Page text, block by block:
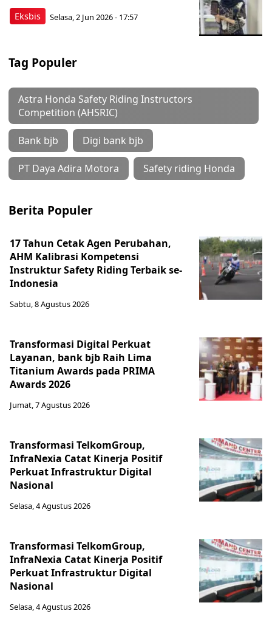
Eksbis Selasa, 2 Jun 2026 - 17:57
Tag Populer
Astra Honda Safety Riding Instructors
Competition (AHSRIC)
Bank bjb Digi bank bjb
PT Daya Adira Motora Safety riding Honda
Berita Populer
17 Tahun Cetak Agen Perubahan,
AHM Kalibrasi Kompetensi
Instruktur Safety Riding Terbaik se-
Indonesia
Sabtu, 8 Agustus 2026
Transformasi Digital Perkuat
Layanan, bank bjb Raih Lima
Titanium Awards pada PRIMA
Awards 2026
Jumat, 7 Agustus 2026
Transformasi TelkomGroup,
InfraNexia Catat Kinerja Positif
Perkuat Infrastruktur Digital
Nasional
Selasa, 4 Agustus 2026
Transformasi TelkomGroup,
InfraNexia Catat Kinerja Positif
Perkuat Infrastruktur Digital
Nasional
Selasa, 4 Agustus 2026